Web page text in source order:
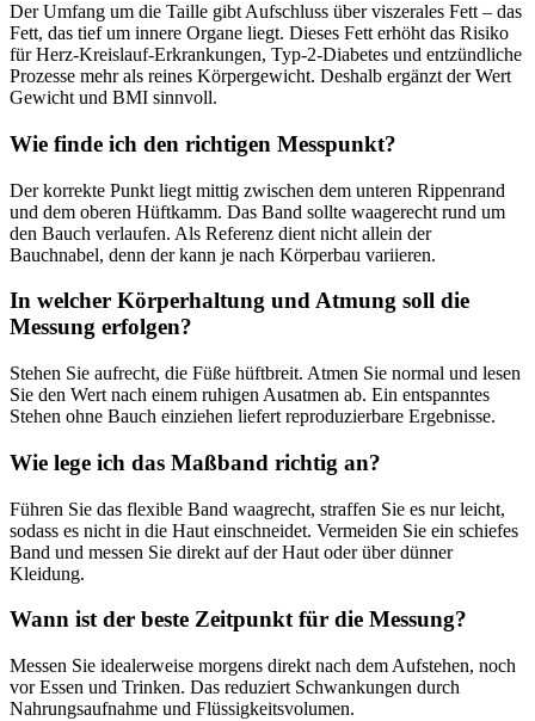
Der Umfang um die Taille gibt Aufschluss über viszerales Fett – das
Fett, das tief um innere Organe liegt. Dieses Fett erhöht das Risiko
für Herz-Kreislauf-Erkrankungen, Typ-2-Diabetes und entzündliche
Prozesse mehr als reines Körpergewicht. Deshalb ergänzt der Wert
Gewicht und BMI sinnvoll.
Wie finde ich den richtigen Messpunkt?
Der korrekte Punkt liegt mittig zwischen dem unteren Rippenrand
und dem oberen Hüftkamm. Das Band sollte waagerecht rund um
den Bauch verlaufen. Als Referenz dient nicht allein der
Bauchnabel, denn der kann je nach Körperbau variieren.
In welcher Körperhaltung und Atmung soll die
Messung erfolgen?
Stehen Sie aufrecht, die Füße hüftbreit. Atmen Sie normal und lesen
Sie den Wert nach einem ruhigen Ausatmen ab. Ein entspanntes
Stehen ohne Bauch einziehen liefert reproduzierbare Ergebnisse.
Wie lege ich das Maßband richtig an?
Führen Sie das flexible Band waagrecht, straffen Sie es nur leicht,
sodass es nicht in die Haut einschneidet. Vermeiden Sie ein schiefes
Band und messen Sie direkt auf der Haut oder über dünner
Kleidung.
Wann ist der beste Zeitpunkt für die Messung?
Messen Sie idealerweise morgens direkt nach dem Aufstehen, noch
vor Essen und Trinken. Das reduziert Schwankungen durch
Nahrungsaufnahme und Flüssigkeitsvolumen.